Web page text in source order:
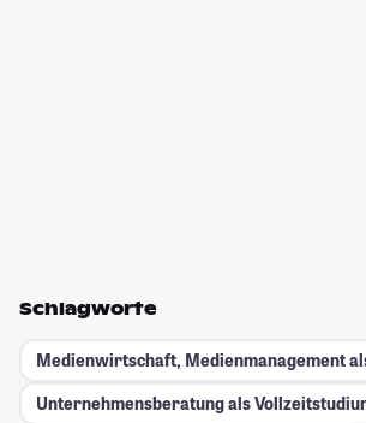
Schlagworte
Medienwirtschaft, Medienmanagement
Unternehmensberatung als